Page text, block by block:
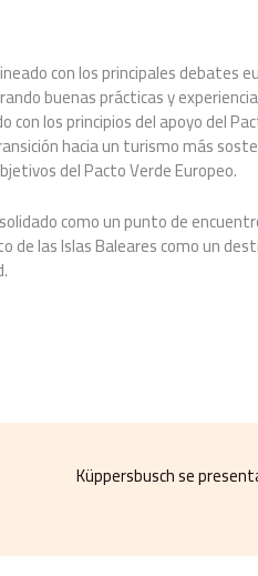
con los principales debates
buenas prácticas y
los principios del apoyo del
hacia un turismo más
del Pacto Verde Europeo.
como un punto de
las Islas Baleares como un
Küppersbusch se